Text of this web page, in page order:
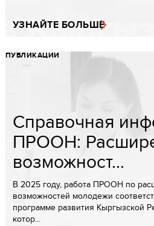
УЗНАЙТЕ БОЛЬШЕ
ПУБЛИКАЦИИ
Справочная
ПРООН:
возможност...
В 2025 году, работа ПРООН по
возможностей молодежи
программе развития Кыргызской
котор...